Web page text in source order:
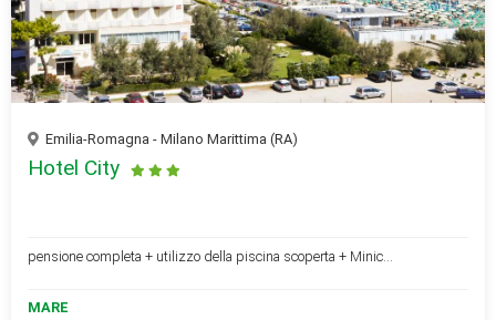
Emilia-Romagna - Milano Marittima (RA)
Hotel City
pensione completa + utilizzo della piscina scoperta + Minic...
MARE